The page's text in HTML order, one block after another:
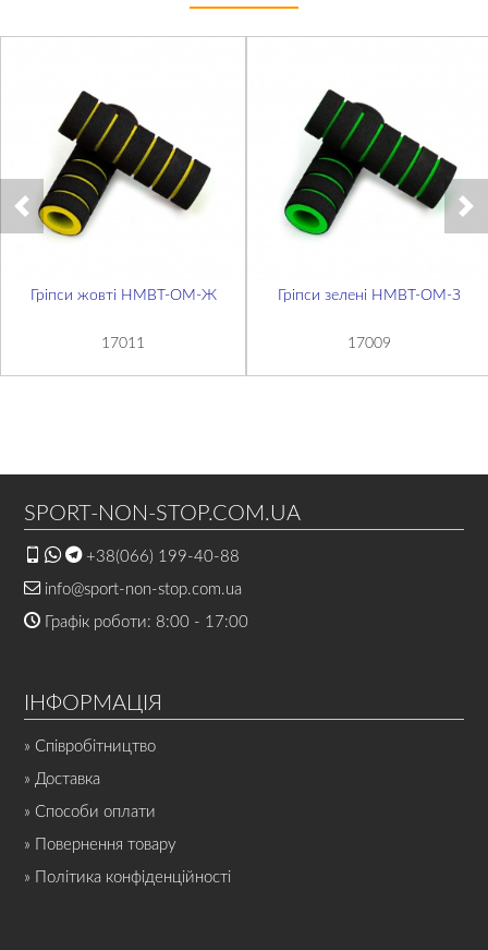
Гріпси жовті НМВТ-OM-Ж
17011
Гріпси зелені НМВТ-OM-З
17009
SPORT-NON-STOP.COM.UA
+38(066) 199-40-88
info@sport-non-stop.com.ua
Графік роботи: 8:00 - 17:00
ІНФОРМАЦІЯ
» Співробітництво
» Доставка
» Способи оплати
» Повернення товару
» Політика конфіденційності